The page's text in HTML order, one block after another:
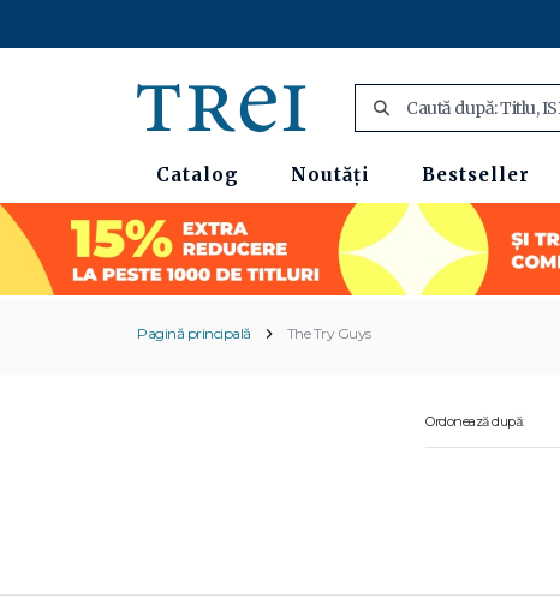
Catalog Noutăți Bestseller
Pagină principală The Try Guys
Ordonează după: